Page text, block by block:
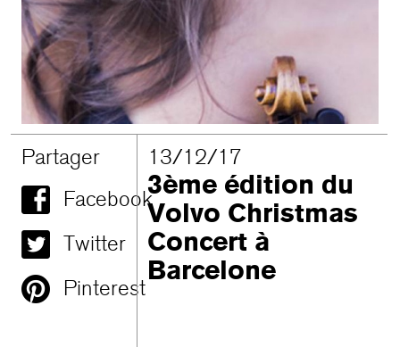
Partager
Facebook
Twitter
Pinterest
13/12/17
3ème édition du
Volvo Christmas
Concert à
Barcelone